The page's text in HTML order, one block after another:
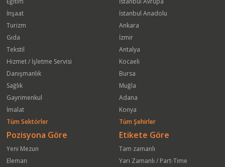
İnşaat
Turizm
Gıda
Tekstil
Hizmet / İşletme Servisi
Danışmanlık
Sağlık
Gayrimenkul
İmalat
Tüm Sektörler
İstanbul Anadolu
Ankara
İzmir
Antalya
Kocaeli
Bursa
Muğla
Adana
Konya
Tüm Şehirler
Pozisyona Göre
Yeni Mezun
Eleman
Etikete Göre
Tam zamanlı
Yarı Zamanlı / Part-Time